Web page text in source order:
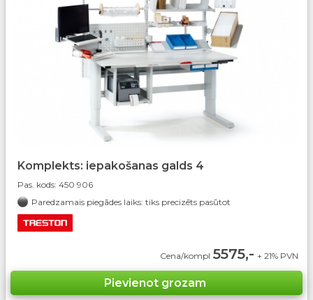
Komplekts: iepakošanas galds 4
Pas. kods: 450 906
Paredzamais piegādes laiks: tiks precizēts pasūtot
Cena/kompl 5575,- + 21% PVN